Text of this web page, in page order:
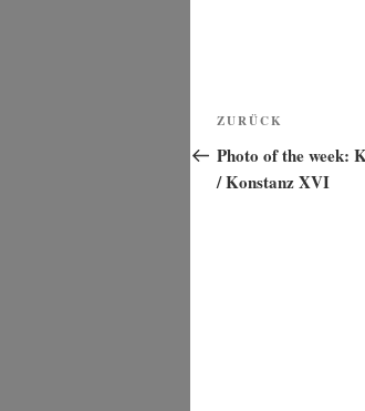
Vorheriger
Beitrag
ZURÜCK
Photo of the week:
/ Konstanz XVI